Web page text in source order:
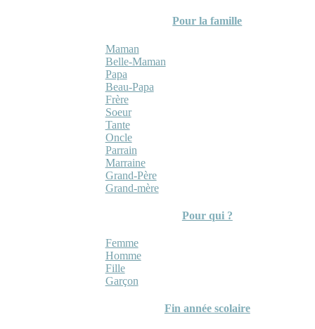
Pour la famille
Maman
Belle-Maman
Papa
Beau-Papa
Frère
Soeur
Tante
Oncle
Parrain
Marraine
Grand-Père
Grand-mère
Pour qui ?
Femme
Homme
Fille
Garçon
Fin année scolaire